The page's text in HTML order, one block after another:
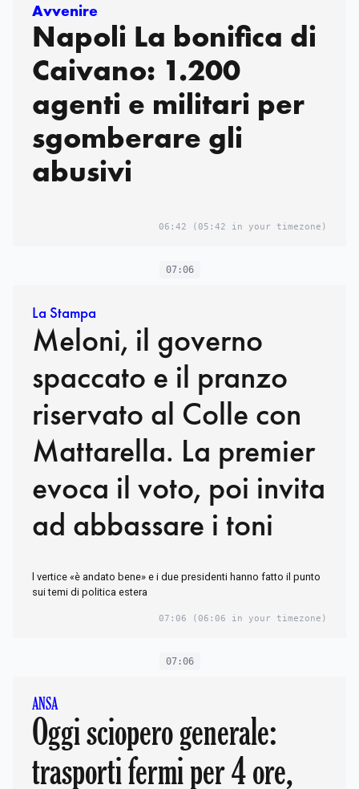
Avvenire
Napoli La bonifica di
Caivano: 1.200
agenti e militari per
sgomberare gli
abusivi
06:42 (05:42 in your timezone)
07:06
La Stampa
Meloni, il governo
spaccato e il pranzo
riservato al Colle con
Mattarella. La premier
evoca il voto, poi invita
ad abbassare i toni
l vertice «è andato bene» e i due presidenti hanno fatto il punto
sui temi di politica estera
07:06 (06:06 in your timezone)
07:06
ANSA
Oggi sciopero generale:
trasporti fermi per 4 ore,